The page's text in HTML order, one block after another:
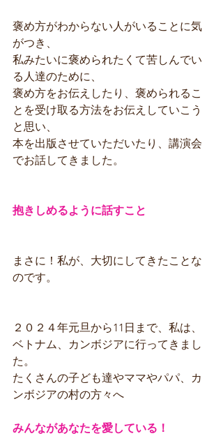
褒め方がわからない人がいることに気
がつき、
私みたいに褒められたくて苦しんでい
る人達のために、
褒め方をお伝えしたり、褒められるこ
とを受け取る方法をお伝えしていこう
と思い、
本を出版させていただいたり、講演会
でお話してきました。
抱きしめるように話すこと
まさに！私が、大切にしてきたことな
のです。
２０２４年元旦から11日まで、私は、
ベトナム、カンボジアに行ってきまし
た。
たくさんの子ども達やママやパパ、カ
ンボジアの村の方々へ
みんながあなたを愛している！